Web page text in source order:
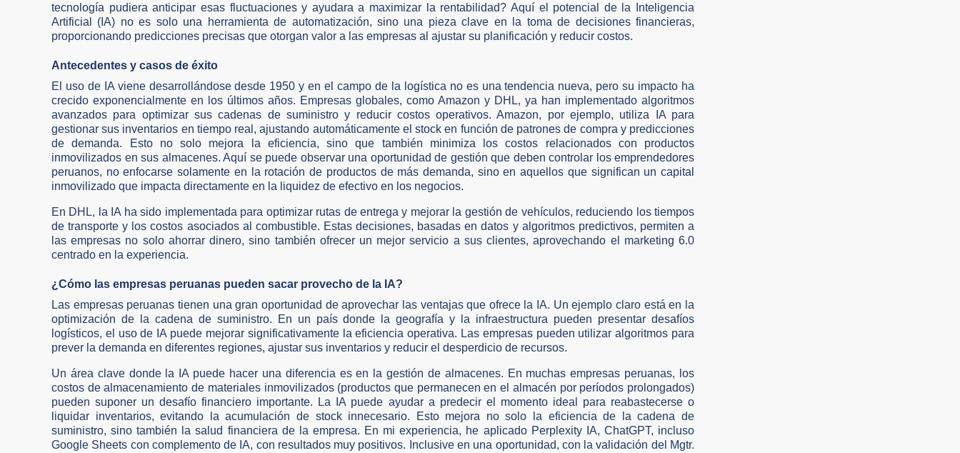
tecnología pudiera anticipar esas fluctuaciones y ayudara a maximizar la rentabilidad? Aquí el potencial de la Inteligencia
Artificial (IA) no es solo una herramienta de automatización, sino una pieza clave en la toma de decisiones financieras,
proporcionando predicciones precisas que otorgan valor a las empresas al ajustar su planificación y reducir costos.
Antecedentes y casos de éxito
El uso de IA viene desarrollándose desde 1950 y en el campo de la logística no es una tendencia nueva, pero su impacto ha
crecido exponencialmente en los últimos años. Empresas globales, como Amazon y DHL, ya han implementado algoritmos
avanzados para optimizar sus cadenas de suministro y reducir costos operativos. Amazon, por ejemplo, utiliza IA para
gestionar sus inventarios en tiempo real, ajustando automáticamente el stock en función de patrones de compra y predicciones
de demanda. Esto no solo mejora la eficiencia, sino que también minimiza los costos relacionados con productos
inmovilizados en sus almacenes. Aquí se puede observar una oportunidad de gestión que deben controlar los emprendedores
peruanos, no enfocarse solamente en la rotación de productos de más demanda, sino en aquellos que significan un capital
inmovilizado que impacta directamente en la liquidez de efectivo en los negocios.
En DHL, la IA ha sido implementada para optimizar rutas de entrega y mejorar la gestión de vehículos, reduciendo los tiempos
de transporte y los costos asociados al combustible. Estas decisiones, basadas en datos y algoritmos predictivos, permiten a
las empresas no solo ahorrar dinero, sino también ofrecer un mejor servicio a sus clientes, aprovechando el marketing 6.0
centrado en la experiencia.
¿Cómo las empresas peruanas pueden sacar provecho de la IA?
Las empresas peruanas tienen una gran oportunidad de aprovechar las ventajas que ofrece la IA. Un ejemplo claro está en la
optimización de la cadena de suministro. En un país donde la geografía y la infraestructura pueden presentar desafíos
logísticos, el uso de IA puede mejorar significativamente la eficiencia operativa. Las empresas pueden utilizar algoritmos para
prever la demanda en diferentes regiones, ajustar sus inventarios y reducir el desperdicio de recursos.
Un área clave donde la IA puede hacer una diferencia es en la gestión de almacenes. En muchas empresas peruanas, los
costos de almacenamiento de materiales inmovilizados (productos que permanecen en el almacén por períodos prolongados)
pueden suponer un desafío financiero importante. La IA puede ayudar a predecir el momento ideal para reabastecerse o
liquidar inventarios, evitando la acumulación de stock innecesario. Esto mejora no solo la eficiencia de la cadena de
suministro, sino también la salud financiera de la empresa. En mi experiencia, he aplicado Perplexity IA, ChatGPT, incluso
Google Sheets con complemento de IA, con resultados muy positivos. Inclusive en una oportunidad, con la validación del Mgtr.